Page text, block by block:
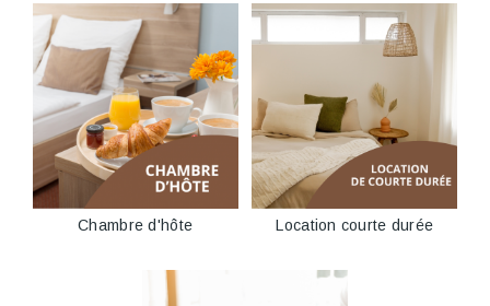
Chambre d'hôte Location courte durée